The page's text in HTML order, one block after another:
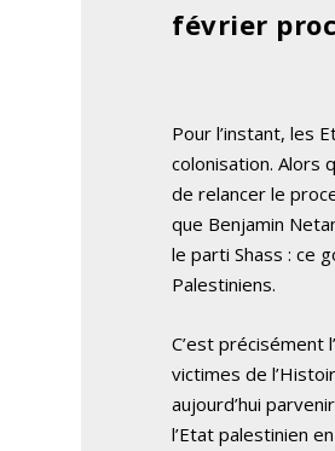
février
Pour l’instant, les
colonisation. Alors
de relancer le
que Benjamin
le parti Shass : ce
Palestiniens.
C’est précisément
victimes de
aujourd’hui
l’Etat palestinien